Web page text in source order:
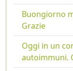
Buongiorno
Grazie
Oggi in un
autoimmuni.